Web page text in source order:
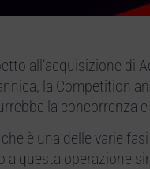
all’acquisizione
la Competition
la concorrenza
è una delle varie
questa operazione